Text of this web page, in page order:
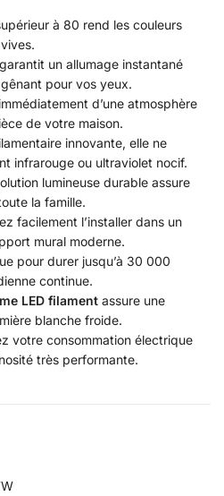
à 80 rend les couleurs
un allumage instantané
pour vos yeux.
d’une atmosphère
de votre maison.
innovante, elle ne
infrarouge ou ultraviolet nocif.
lumineuse durable assure
la famille.
facilement l’installer dans un
mural moderne.
pour durer jusqu’à 30 000
continue.
LED filament assure une
blanche froide.
votre consommation électrique
très performante.